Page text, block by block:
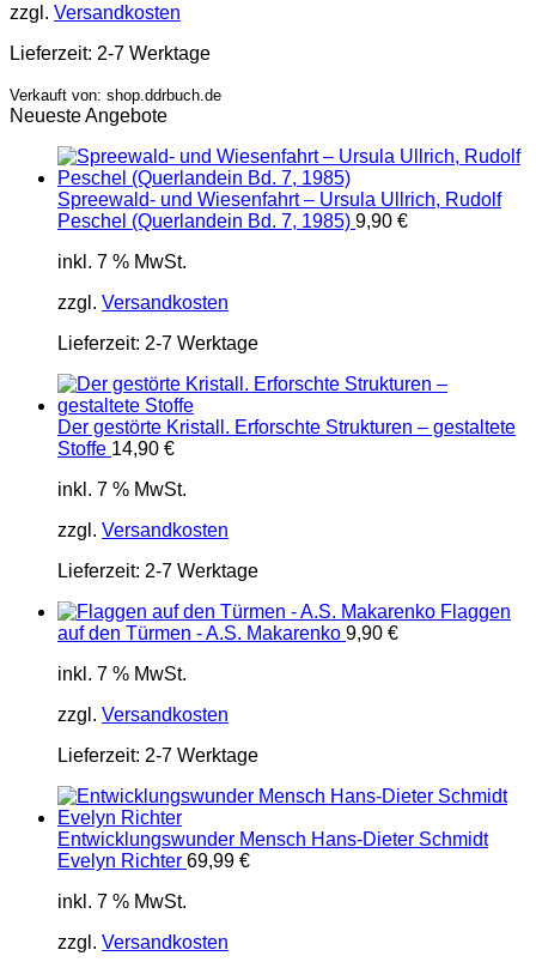
zzgl. Versandkosten
Lieferzeit: 2-7 Werktage
Verkauft von: shop.ddrbuch.de
Neueste Angebote
Spreewald- und Wiesenfahrt – Ursula Ullrich, Rudolf
Peschel (Querlandein Bd. 7, 1985) 9,90 €
inkl. 7 % MwSt.
zzgl. Versandkosten
Lieferzeit: 2-7 Werktage
Der gestörte Kristall. Erforschte Strukturen – gestaltete
Stoffe 14,90 €
inkl. 7 % MwSt.
zzgl. Versandkosten
Lieferzeit: 2-7 Werktage
Flaggen
auf den Türmen - A.S. Makarenko 9,90 €
inkl. 7 % MwSt.
zzgl. Versandkosten
Lieferzeit: 2-7 Werktage
Entwicklungswunder Mensch Hans-Dieter Schmidt
Evelyn Richter 69,99 €
inkl. 7 % MwSt.
zzgl. Versandkosten